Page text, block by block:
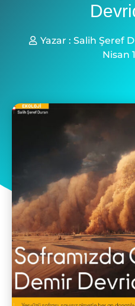
Yazar : Salih Şeref
Nisan